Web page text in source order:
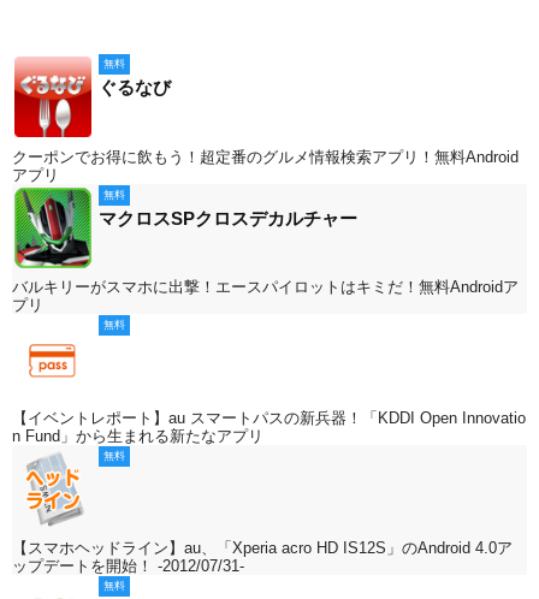
無料
ぐるなび
クーポンでお得に飲もう！超定番のグルメ情報検索アプリ！無料Android
アプリ
無料
マクロスSPクロスデカルチャー
バルキリーがスマホに出撃！エースパイロットはキミだ！無料Androidア
プリ
無料
【イベントレポート】au スマートパスの新兵器！「KDDI Open Innovatio
n Fund」から生まれる新たなアプリ
無料
【スマホヘッドライン】au、「Xperia acro HD IS12S」のAndroid 4.0ア
ップデートを開始！ -2012/07/31-
無料